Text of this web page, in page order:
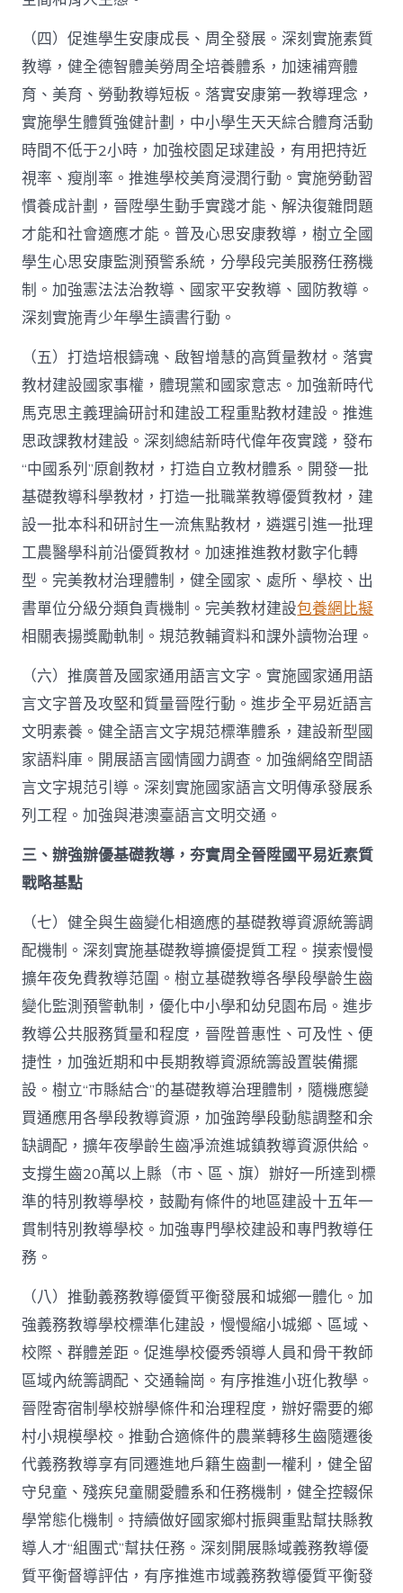
（四）促進學生安康成長、周全發展。深刻實施素質
教導，健全德智體美勞周全培養體系，加速補齊體
育、美育、勞動教導短板。落實安康第一教導理念，
實施學生體質強健計劃，中小學生天天綜合體育活動
時間不低于2小時，加強校園足球建設，有用把持近
視率、瘦削率。推進學校美育浸潤行動。實施勞動習
慣養成計劃，晉陞學生動手實踐才能、解決復雜問題
才能和社會適應才能。普及心思安康教導，樹立全國
學生心思安康監測預警系統，分學段完美服務任務機
制。加強憲法法治教導、國家平安教導、國防教導。
深刻實施青少年學生讀書行動。
（五）打造培根鑄魂、啟智增慧的高質量教材。落實
教材建設國家事權，體現黨和國家意志。加強新時代
馬克思主義理論研討和建設工程重點教材建設。推進
思政課教材建設。深刻總結新時代偉年夜實踐，發布
“中國系列”原創教材，打造自立教材體系。開發一批
基礎教導科學教材，打造一批職業教導優質教材，建
設一批本科和研討生一流焦點教材，遴選引進一批理
工農醫學科前沿優質教材。加速推進教材數字化轉
型。完美教材治理體制，健全國家、處所、學校、出
書單位分級分類負責機制。完美教材建設包養網比擬
相關表揚獎勵軌制。規范教輔資料和課外讀物治理。
（六）推廣普及國家通用語言文字。實施國家通用語
言文字普及攻堅和質量晉陞行動。進步全平易近語言
文明素養。健全語言文字規范標準體系，建設新型國
家語料庫。開展語言國情國力調查。加強網絡空間語
言文字規范引導。深刻實施國家語言文明傳承發展系
列工程。加強與港澳臺語言文明交通。
三、辦強辦優基礎教導，夯實周全晉陞國平易近素質
戰略基點
（七）健全與生齒變化相適應的基礎教導資源統籌調
配機制。深刻實施基礎教導擴優提質工程。摸索慢慢
擴年夜免費教導范圍。樹立基礎教導各學段學齡生齒
變化監測預警軌制，優化中小學和幼兒園布局。進步
教導公共服務質量和程度，晉陞普惠性、可及性、便
捷性，加強近期和中長期教導資源統籌設置裝備擺
設。樹立“市縣結合”的基礎教導治理體制，隨機應變
買通應用各學段教導資源，加強跨學段動態調整和余
缺調配，擴年夜學齡生齒凈流進城鎮教導資源供給。
支撐生齒20萬以上縣（市、區、旗）辦好一所達到標
準的特別教導學校，鼓勵有條件的地區建設十五年一
貫制特別教導學校。加強專門學校建設和專門教導任
務。
（八）推動義務教導優質平衡發展和城鄉一體化。加
強義務教導學校標準化建設，慢慢縮小城鄉、區域、
校際、群體差距。促進學校優秀領導人員和骨干教師
區域內統籌調配、交通輪崗。有序推進小班化教學。
晉陞寄宿制學校辦學條件和治理程度，辦好需要的鄉
村小規模學校。推動合適條件的農業轉移生齒隨遷後
代義務教導享有同遷進地戶籍生齒劃一權利，健全留
守兒童、殘疾兒童關愛體系和任務機制，健全控輟保
學常態化機制。持續做好國家鄉村振興重點幫扶縣教
導人才“組團式”幫扶任務。深刻開展縣域義務教導優
質平衡督導評估，有序推進市域義務教導優質平衡發